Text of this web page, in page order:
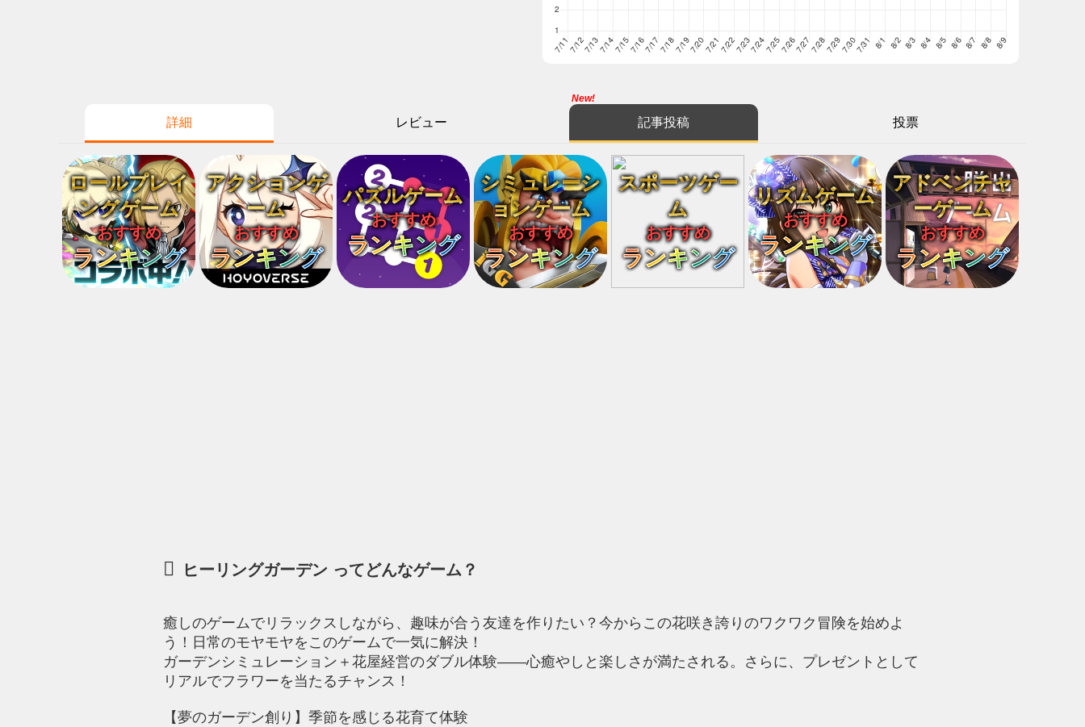
詳細 レビュー
New!
記事投稿 投票
ロールプレイ
ングゲーム
おすすめ
ランキング
アクションゲ
ーム
おすすめ
ランキング
パズルゲーム
おすすめ
ランキング
シミュレーシ
ョンゲーム
おすすめ
ランキング
スポーツゲー
ム
おすすめ
ランキング
リズムゲーム
おすすめ
ランキング
アドベンチャ
ーゲーム
おすすめ
ランキング
ヒーリングガーデン ってどんなゲーム？
癒しのゲームでリラックスしながら、趣味が合う友達を作りたい？今からこの花咲き誇りのワクワク冒険を始めよ
う！日常のモヤモヤをこのゲームで一気に解決！
ガーデンシミュレーション＋花屋経営のダブル体験——心癒やしと楽しさが満たされる。さらに、プレゼントとして
リアルでフラワーを当たるチャンス！
【夢のガーデン創り】季節を感じる花育て体験